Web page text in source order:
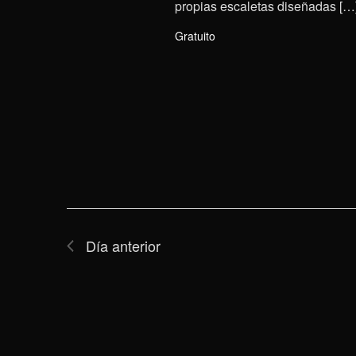
propias escaletas diseñadas
Gratuito
Día anterior